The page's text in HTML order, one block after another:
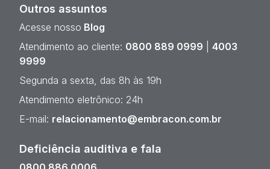
Outros assuntos
Acesse nosso Blog
Atendimento ao cliente: 0800 889 0999
4003
9999
Segunda a sexta, das 8h às 19h
Atendimento eletrônico: 24h
E-mail: relacionamento@embracon.com.br
Deficiência auditiva e fala